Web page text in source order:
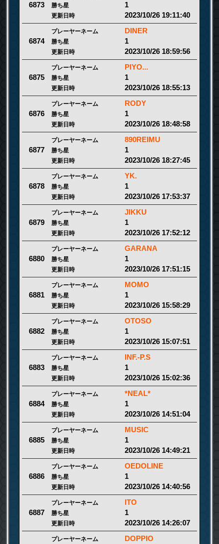
6873 勝ち星 1
更新日時 2023/10/26 19:11:40
6874
プレーヤーネーム DINER
勝ち星 1
更新日時 2023/10/26 18:59:56
6875
プレーヤーネーム PIYO...
勝ち星 1
更新日時 2023/10/26 18:55:13
6876
プレーヤーネーム RODY
勝ち星 1
更新日時 2023/10/26 18:48:58
6877
プレーヤーネーム 890REIMU
勝ち星 1
更新日時 2023/10/26 18:27:45
6878
プレーヤーネーム YK.
勝ち星 1
更新日時 2023/10/26 17:53:37
6879
プレーヤーネーム JIKKU
勝ち星 1
更新日時 2023/10/26 17:52:12
6880
プレーヤーネーム GARANA
勝ち星 1
更新日時 2023/10/26 17:51:15
6881
プレーヤーネーム MOMO
勝ち星 1
更新日時 2023/10/26 15:58:29
6882
プレーヤーネーム OTOSO
勝ち星 1
更新日時 2023/10/26 15:07:51
6883
プレーヤーネーム INF.-P.S
勝ち星 1
更新日時 2023/10/26 15:02:36
6884
プレーヤーネーム *NEAL*
勝ち星 1
更新日時 2023/10/26 14:51:04
6885
プレーヤーネーム MUSIC
勝ち星 1
更新日時 2023/10/26 14:49:21
6886
プレーヤーネーム OEDOLINE
勝ち星 1
更新日時 2023/10/26 14:40:56
6887
プレーヤーネーム ITO
勝ち星 1
更新日時 2023/10/26 14:26:07
プレーヤーネーム DOPPIO